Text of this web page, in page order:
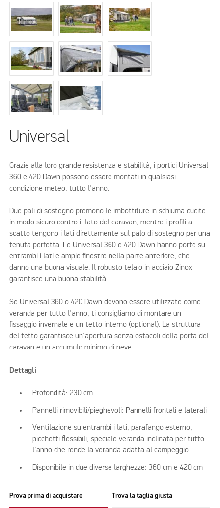
Universal
Grazie alla loro grande resistenza e stabilità, i portici Universal
360 e 420 Dawn possono essere montati in qualsiasi
condizione meteo, tutto l'anno.
Due pali di sostegno premono le imbottiture in schiuma cucite
in modo sicuro contro il lato del caravan, mentre i profili a
scatto tengono i lati direttamente sul palo di sostegno per una
tenuta perfetta. Le Universal 360 e 420 Dawn hanno porte su
entrambi i lati e ampie finestre nella parte anteriore, che
danno una buona visuale. Il robusto telaio in acciaio Zinox
garantisce una buona stabilità.
Se Universal 360 o 420 Dawn devono essere utilizzate come
veranda per tutto l'anno, ti consigliamo di montare un
fissaggio invernale e un tetto interno (optional). La struttura
del tetto garantisce un'apertura senza ostacoli della porta del
caravan e un accumulo minimo di neve.
Dettagli
Profondità: 230 cm
Pannelli rimovibili/pieghevoli: Pannelli frontali e laterali
Ventilazione su entrambi i lati, parafango esterno,
picchetti flessibili, speciale veranda inclinata per tutto
l'anno che rende la veranda adatta al campeggio
Disponibile in due diverse larghezze: 360 cm e 420 cm
Prova prima di acquistare Trova la taglia giusta